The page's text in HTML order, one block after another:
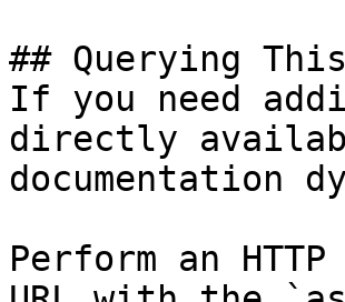
## Querying
If you need
directly
documentation
Perform an